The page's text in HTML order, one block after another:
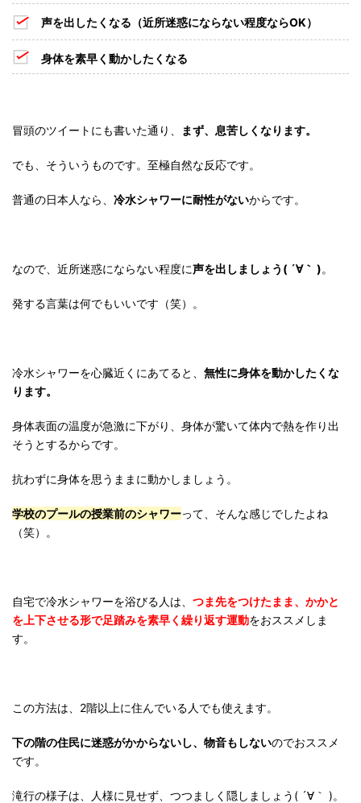
声を出したくなる（近所迷惑にならない程度ならOK）
身体を素早く動かしたくなる
冒頭のツイートにも書いた通り、 まず、息苦しくなります。
でも、そういうものです。至極自然な反応です。
普通の日本人なら、 冷水シャワーに耐性がないからです。
なので、近所迷惑にならない程度に声を出しましょう( ´∀｀ )。
発する言葉は何でもいいです（笑）。
冷水シャワーを心臓近くにあてると、 無性に身体を動かしたくな
ります。
身体表面の温度が急激に下がり、身体が驚いて体内で熱を作り出
そうとするからです。
抗わずに身体を思うままに動かしましょう。
学校のプールの授業前のシャワーって、そんな感じでしたよね
（笑）。
自宅で冷水シャワーを浴びる人は、 つま先をつけたまま、かかと
を上下させる形で足踏みを素早く繰り返す運動をおススメしま
す。
この方法は、2階以上に住んでいる人でも使えます。
下の階の住民に迷惑がかからないし、物音もしないのでおススメ
です。
滝行の様子は、人様に見せず、つつましく隠しましょう( ´∀｀ )。